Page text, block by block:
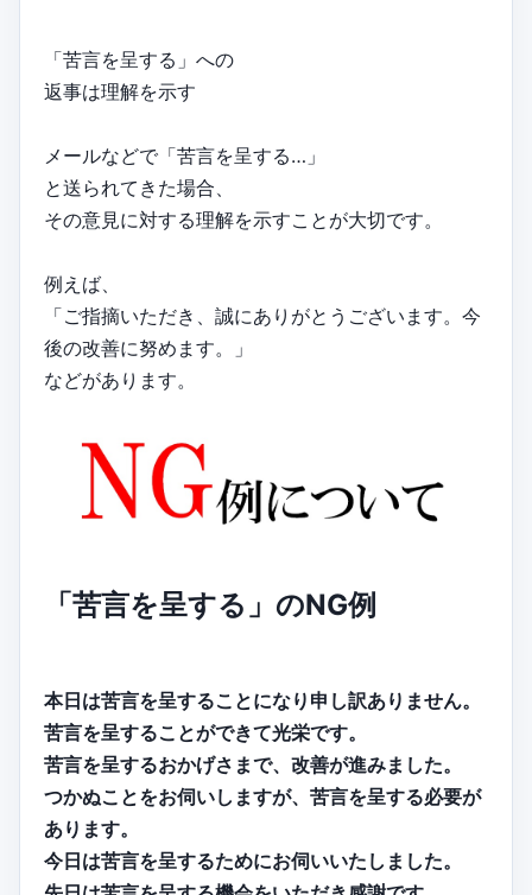
「苦言を呈する」への
返事は理解を示す
メールなどで「苦言を呈する…」
と送られてきた場合、
その意見に対する理解を示すことが大切です。
例えば、
「ご指摘いただき、誠にありがとうございます。今
後の改善に努めます。」
などがあります。
「苦言を呈する」のNG例
本日は苦言を呈することになり申し訳ありません。
苦言を呈することができて光栄です。
苦言を呈するおかげさまで、改善が進みました。
つかぬことをお伺いしますが、苦言を呈する必要が
あります。
今日は苦言を呈するためにお伺いいたしました。